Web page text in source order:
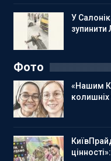
У
Фото
«Нашим